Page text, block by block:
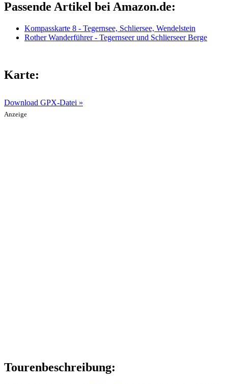
Passende Artikel bei Amazon.de:
Kompasskarte 8 - Tegernsee, Schliersee, Wendelstein
Rother Wanderführer - Tegernseer und Schlierseer Berge
Karte:
Download GPX-Datei »
Anzeige
Tourenbeschreibung: